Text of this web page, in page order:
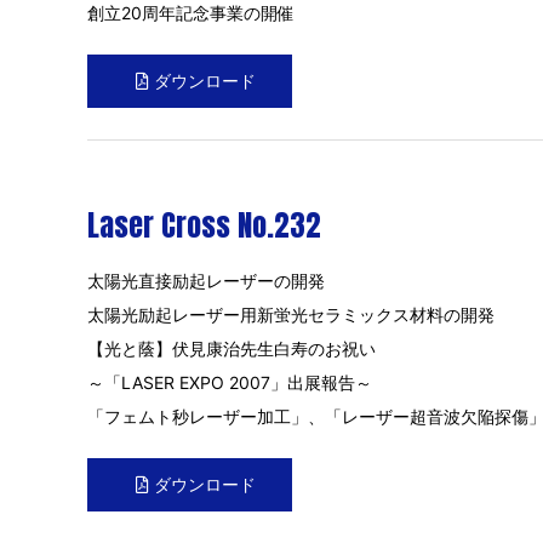
創立20周年記念事業の開催
ダウンロード
Laser Cross No.232
太陽光直接励起レーザーの開発
太陽光励起レーザー用新蛍光セラミックス材料の開発
【光と蔭】伏見康治先生白寿のお祝い
～「LASER EXPO 2007」出展報告～
「フェムト秒レーザー加工」、「レーザー超音波欠陥探傷
ダウンロード